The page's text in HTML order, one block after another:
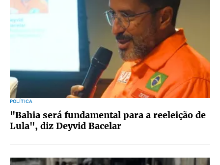
POLÍTICA
"Bahia será fundamental para a reeleição de
Lula", diz Deyvid Bacelar